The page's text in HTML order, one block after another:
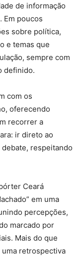
de informação
Em poucos
sobre política,
e temas que
sempre com
definido.
com os
oferecendo
recorrer a
ir direto ao
respeitando
Ceará
em uma
percepções,
marcado por
Mais do que
retrospectiva